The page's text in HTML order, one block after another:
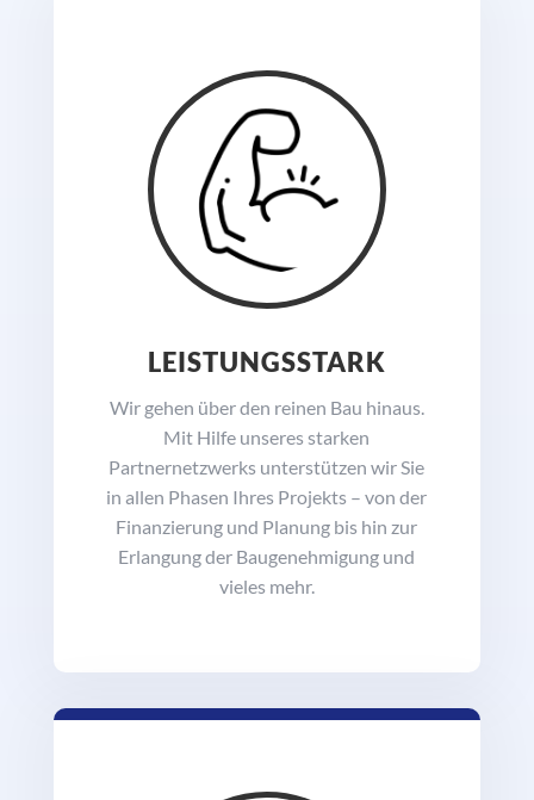
LEISTUNGSSTARK
Wir gehen über den reinen Bau hinaus.
Mit Hilfe unseres starken
Partnernetzwerks unterstützen wir Sie
in allen Phasen Ihres Projekts – von der
Finanzierung und Planung bis hin zur
Erlangung der Baugenehmigung und
vieles mehr.